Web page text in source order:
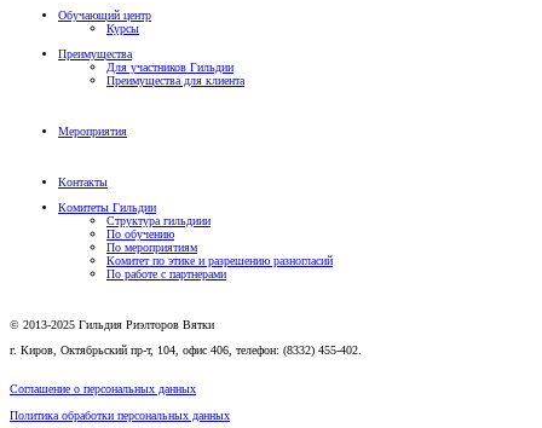
Обучающий центр
Курсы
Преимущества
Для участников Гильдии
Преимущества для клиента
Мероприятия
Контакты
Комитеты Гильдии
Структура гильдиии
По обучению
По мероприятиям
Комитет по этике и разрешению разногласий
По работе с партнерами
© 2013-2025 Гильдия Риэлторов Вятки
г. Киров, Октябрьский пр-т, 104, офис 406, телефон: (8332) 455-402.
Соглашение о персональных данных
Политика обработки персональных данных